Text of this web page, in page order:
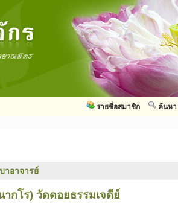
ค้นหา
รายชื่อสมาชิก
าอาจารย์
กโร) วัดดอยธรรมเจดีย์